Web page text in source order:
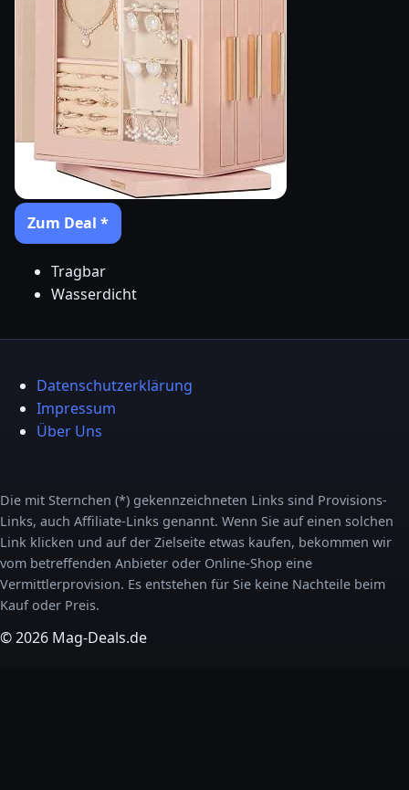
Zum Deal *
Tragbar
Wasserdicht
Datenschutzerklärung
Impressum
Über Uns
Die mit Sternchen (*) gekennzeichneten Links sind Provisions-
Links, auch Affiliate-Links genannt. Wenn Sie auf einen solchen
Link klicken und auf der Zielseite etwas kaufen, bekommen wir
vom betreffenden Anbieter oder Online-Shop eine
Vermittlerprovision. Es entstehen für Sie keine Nachteile beim
Kauf oder Preis.
© 2026 Mag-Deals.de